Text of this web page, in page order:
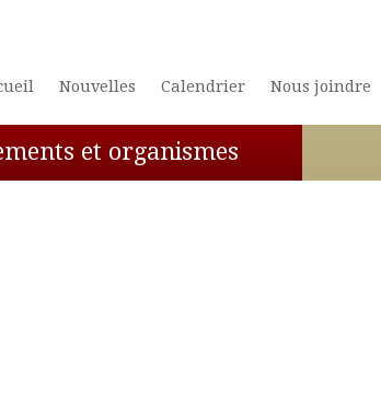
Nouvelles Calendrier Nous joindre
et organismes